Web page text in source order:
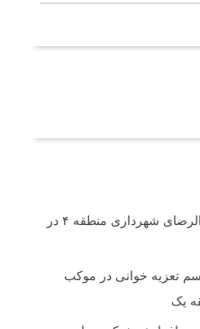
خدمات رسانی موکب محبان الرضای شهرداری منطقه ۴ در
تعزیه خوانی در موکب
یک